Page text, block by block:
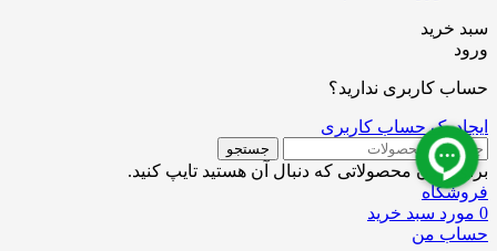
سبد خرید
ورود
حساب کاربری ندارید؟
ایجاد یک حساب کاربری
جستجو
برای دیدن محصولاتی که دنبال آن هستید تایپ کنید.
فروشگاه
0 مورد سبد خرید
حساب من